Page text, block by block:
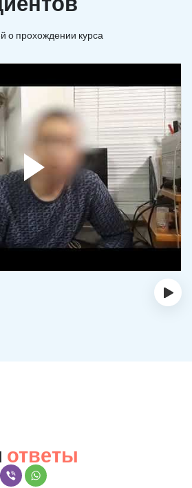
о прохождении курса
›
ответы